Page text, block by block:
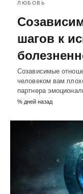
ЛЮБОВЬ
шагов к
Созависимые
человеком вам
партнера
% дней назад